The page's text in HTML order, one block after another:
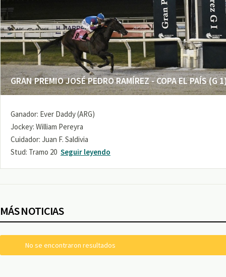
GRAN PREMIO JOSÉ PEDRO RAMÍREZ - COPA EL PAÍS (G
Ganador: Ever Daddy (ARG)
Jockey: William Pereyra
Cuidador: Juan F. Saldivia
Stud: Tramo 20 Seguir leyendo
MÁS NOTICIAS
No se encontraron resultados